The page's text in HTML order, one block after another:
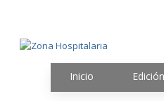
Inicio